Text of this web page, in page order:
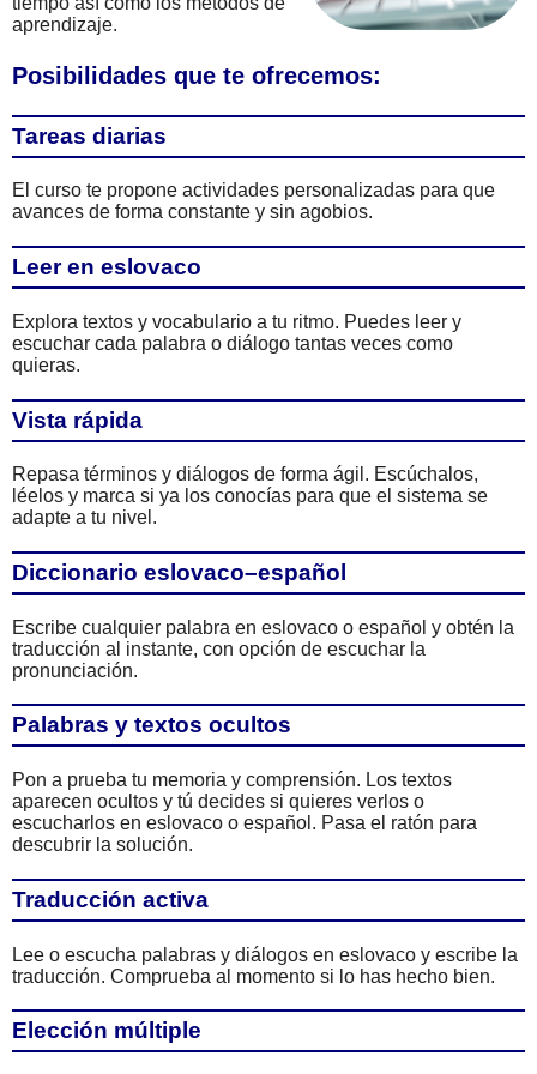
aprendizaje.
Posibilidades que te ofrecemos:
Tareas diarias
El curso te propone actividades personalizadas para que
avances de forma constante y sin agobios.
Leer en eslovaco
Explora textos y vocabulario a tu ritmo. Puedes leer y
escuchar cada palabra o diálogo tantas veces como
quieras.
Vista rápida
Repasa términos y diálogos de forma ágil. Escúchalos,
léelos y marca si ya los conocías para que el sistema se
adapte a tu nivel.
Diccionario eslovaco–español
Escribe cualquier palabra en eslovaco o español y obtén la
traducción al instante, con opción de escuchar la
pronunciación.
Palabras y textos ocultos
Pon a prueba tu memoria y comprensión. Los textos
aparecen ocultos y tú decides si quieres verlos o
escucharlos en eslovaco o español. Pasa el ratón para
descubrir la solución.
Traducción activa
Lee o escucha palabras y diálogos en eslovaco y escribe la
traducción. Comprueba al momento si lo has hecho bien.
Elección múltiple